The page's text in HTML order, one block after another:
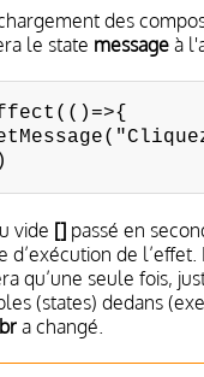
des
le state messageà
vide []passé en
d’exécution de
qu’une seule fois,
(states) dedans
a changé.